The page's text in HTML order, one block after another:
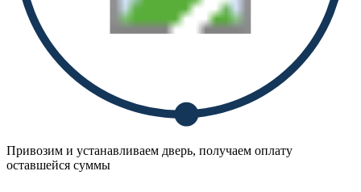
Привозим и устанавливаем дверь, получаем оплату
оставшейся суммы